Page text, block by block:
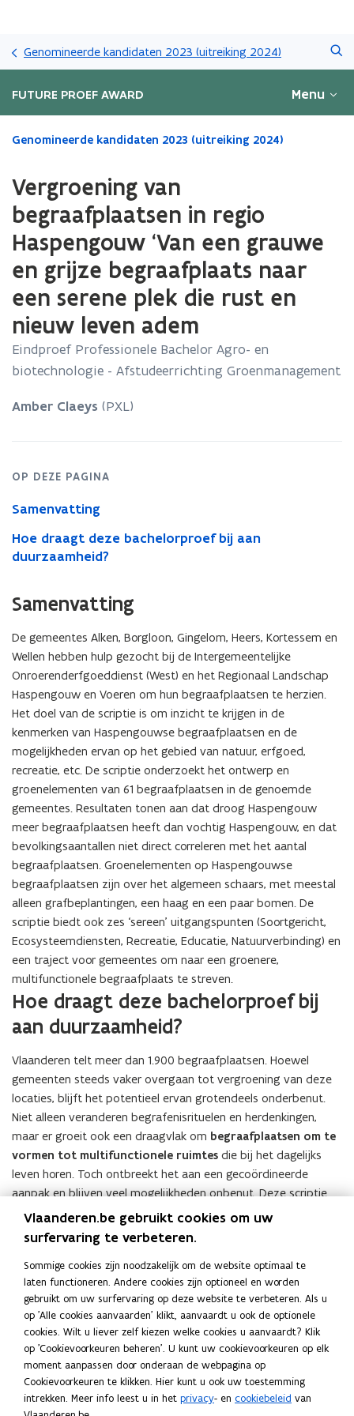
en
naar
gaan
Genomineerde kandidaten 2023 (uitreiking 2024)
FUTURE PROEF AWARD Menu
Gedaan
bevindt
zich
op:
Vergroening
van
begraafplaatsen
regio
Haspengouw
‘Van
een
een
plek
rust
adem
Genomineerde kandidaten 2023 (uitreiking 2024)
Vergroening van
begraafplaatsen in regio
Haspengouw ‘Van een grauwe
en grijze begraafplaats naar
een serene plek die rust en
nieuw leven adem
Eindproef Professionele Bachelor Agro- en
biotechnologie - Afstudeerrichting Groenmanagement
Amber Claeys (PXL)
OP DEZE PAGINA
Samenvatting
Hoe draagt deze bachelorproef bij aan
duurzaamheid?
Samenvatting
De gemeentes Alken, Borgloon, Gingelom, Heers, Kortessem en
Wellen hebben hulp gezocht bij de Intergemeentelijke
Onroerenderfgoeddienst (West) en het Regionaal Landschap
Haspengouw en Voeren om hun begraafplaatsen te herzien.
Het doel van de scriptie is om inzicht te krijgen in de
kenmerken van Haspengouwse begraafplaatsen en de
mogelijkheden ervan op het gebied van natuur, erfgoed,
recreatie, etc. De scriptie onderzoekt het ontwerp en
groenelementen van 61 begraafplaatsen in de genoemde
gemeentes. Resultaten tonen aan dat droog Haspengouw
meer begraafplaatsen heeft dan vochtig Haspengouw, en dat
bevolkingsaantallen niet direct correleren met het aantal
begraafplaatsen. Groenelementen op Haspengouwse
begraafplaatsen zijn over het algemeen schaars, met meestal
alleen grafbeplantingen, een haag en een paar bomen. De
scriptie biedt ook zes ‘sereen’ uitgangspunten (Soortgericht,
Ecosysteemdiensten, Recreatie, Educatie, Natuurverbinding) en
een traject voor gemeentes om naar een groenere,
multifunctionele begraafplaats te streven.
Hoe draagt deze bachelorproef bij
aan duurzaamheid?
Vlaanderen telt meer dan 1.900 begraafplaatsen. Hoewel
gemeenten steeds vaker overgaan tot vergroening van deze
locaties, blijft het potentieel ervan grotendeels onderbenut.
Niet alleen veranderen begrafenisrituelen en herdenkingen,
maar er groeit ook een draagvlak om begraafplaatsen om te
vormen tot multifunctionele ruimtes die bij het dagelijks
leven horen. Toch ontbreekt het aan een gecoördineerde
aanpak en blijven veel mogelijkheden onbenut. Deze scriptie
wil een antwoord bieden op de vraag hoe gemeenten stappen
kunnen ondernemen bij de (her)inrichting van begraafplaatsen.
Door zes kernprincipes (S.E.R.E.N.) te hanteren, biedt het een
leidraad voor gemeenten die willen transformeren naar
groene, multifunctionele begraafplaatsen. Daarnaast
illustreert het met praktijkvoorbeelden hoe deze principes in
de praktijk kunnen worden toegepast. Laten we samen
begraafplaatsen omarmen als integraal onderdeel van het
dagelijks leven en denkenin mogelijkheden voor een betere
toekomst.
Vlaanderen.be gebruikt cookies om uw
surfervaring te verbeteren.
Sommige cookies zijn noodzakelijk om de website optimaal te
laten functioneren. Andere cookies zijn optioneel en worden
gebruikt om uw surfervaring op deze website te verbeteren. Als u
op 'Alle cookies aanvaarden' klikt, aanvaardt u ook de optionele
cookies. Wilt u liever zelf kiezen welke cookies u aanvaardt? Klik
op 'Cookievoorkeuren beheren'. U kunt uw cookievoorkeuren op elk
moment aanpassen door onderaan de webpagina op
Cookievoorkeuren te klikken. Hier kunt u ook uw toestemming
intrekken. Meer info leest u in het privacy- en cookiebeleid van